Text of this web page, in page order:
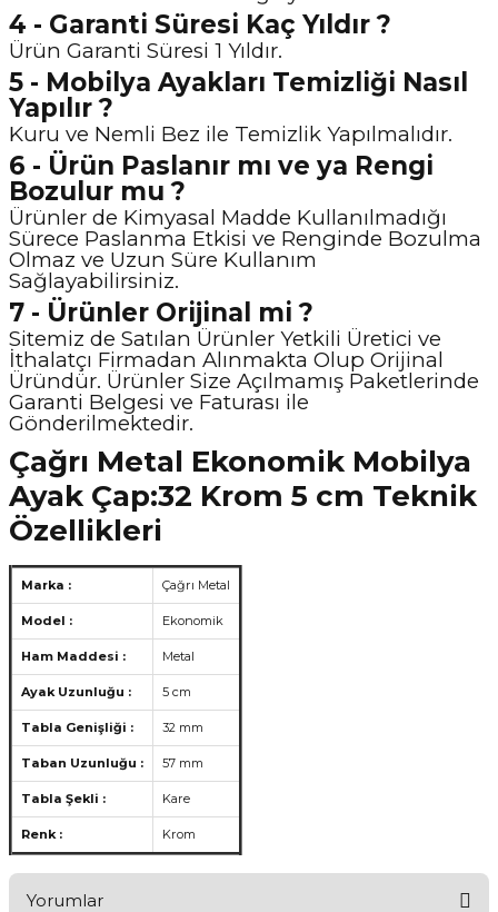
4 - Garanti Süresi Kaç Yıldır ?
Ürün Garanti Süresi 1 Yıldır.
5 - Mobilya Ayakları Temizliği Nasıl
Yapılır ?
Kuru ve Nemli Bez ile Temizlik Yapılmalıdır.
6 - Ürün Paslanır mı ve ya Rengi
Bozulur mu ?
Ürünler de Kimyasal Madde Kullanılmadığı
Sürece Paslanma Etkisi ve Renginde Bozulma
Olmaz ve Uzun Süre Kullanım
Sağlayabilirsiniz.
7 - Ürünler Orijinal mi ?
Sitemiz de Satılan Ürünler Yetkili Üretici ve
İthalatçı Firmadan Alınmakta Olup Orijinal
Üründür. Ürünler Size Açılmamış Paketlerinde
Garanti Belgesi ve Faturası ile
Gönderilmektedir.
Çağrı Metal Ekonomik Mobilya
Ayak Çap:32 Krom 5 cm Teknik
Özellikleri
Marka : Çağrı Metal
Model : Ekonomik
Ham Maddesi : Metal
Ayak Uzunluğu : 5 cm
Tabla Genişliği : 32 mm
Taban Uzunluğu : 57 mm
Tabla Şekli : Kare
Renk : Krom
Yorumlar